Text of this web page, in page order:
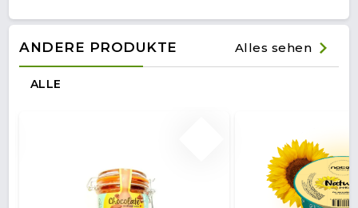
ANDERE PRODUKTE Alles sehen
ALLE